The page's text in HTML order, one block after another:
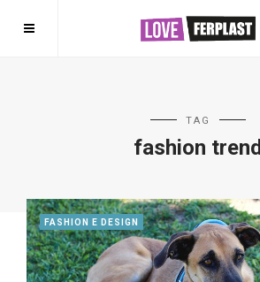
TAG
fashion trend
FASHION E DESIGN